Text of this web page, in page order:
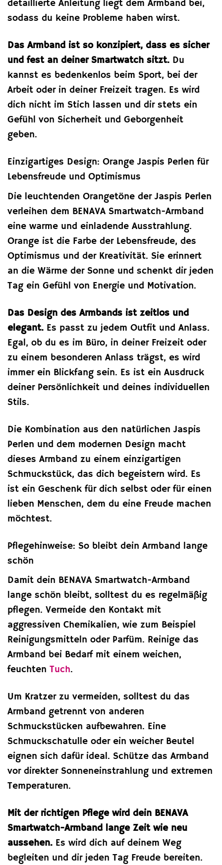
detaillierte Anleitung liegt dem Armband bei,
sodass du keine Probleme haben wirst.
Das Armband ist so konzipiert, dass es sicher
und fest an deiner Smartwatch sitzt. Du
kannst es bedenkenlos beim Sport, bei der
Arbeit oder in deiner Freizeit tragen. Es wird
dich nicht im Stich lassen und dir stets ein
Gefühl von Sicherheit und Geborgenheit
geben.
Einzigartiges Design: Orange Jaspis Perlen für
Lebensfreude und Optimismus
Die leuchtenden Orangetöne der Jaspis Perlen
verleihen dem BENAVA Smartwatch-Armband
eine warme und einladende Ausstrahlung.
Orange ist die Farbe der Lebensfreude, des
Optimismus und der Kreativität. Sie erinnert
an die Wärme der Sonne und schenkt dir jeden
Tag ein Gefühl von Energie und Motivation.
Das Design des Armbands ist zeitlos und
elegant. Es passt zu jedem Outfit und Anlass.
Egal, ob du es im Büro, in deiner Freizeit oder
zu einem besonderen Anlass trägst, es wird
immer ein Blickfang sein. Es ist ein Ausdruck
deiner Persönlichkeit und deines individuellen
Stils.
Die Kombination aus den natürlichen Jaspis
Perlen und dem modernen Design macht
dieses Armband zu einem einzigartigen
Schmuckstück, das dich begeistern wird. Es
ist ein Geschenk für dich selbst oder für einen
lieben Menschen, dem du eine Freude machen
möchtest.
Pflegehinweise: So bleibt dein Armband lange
schön
Damit dein BENAVA Smartwatch-Armband
lange schön bleibt, solltest du es regelmäßig
pflegen. Vermeide den Kontakt mit
aggressiven Chemikalien, wie zum Beispiel
Reinigungsmitteln oder Parfüm. Reinige das
Armband bei Bedarf mit einem weichen,
feuchten Tuch.
Um Kratzer zu vermeiden, solltest du das
Armband getrennt von anderen
Schmuckstücken aufbewahren. Eine
Schmuckschatulle oder ein weicher Beutel
eignen sich dafür ideal. Schütze das Armband
vor direkter Sonneneinstrahlung und extremen
Temperaturen.
Mit der richtigen Pflege wird dein BENAVA
Smartwatch-Armband lange Zeit wie neu
aussehen. Es wird dich auf deinem Weg
begleiten und dir jeden Tag Freude bereiten.